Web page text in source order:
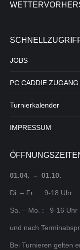
JOBS
PC CADDIE ZUGANG
Turnierkalender
IMPRESSUM
01.04. – 01.10.
Di. – Fr. : 9-18 Uhr
Sa. – Mo. : 9-16 Uhr
und nach
Bei Turnieren gelten